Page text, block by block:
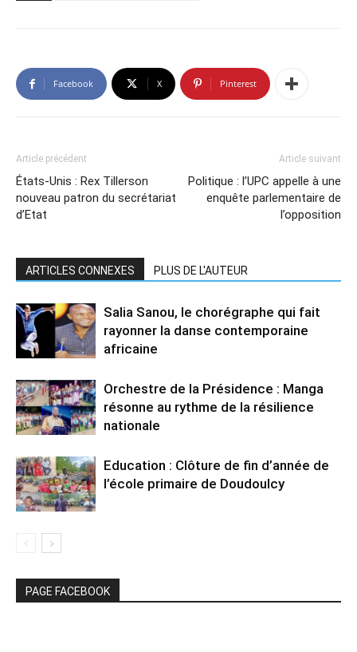
Facebook X Pinterest
Article précédent
États-Unis : Rex Tillerson
nouveau patron du secrétariat
d’Etat
Article suivant
Politique : l’UPC appelle à une
enquête parlementaire de
l’opposition
ARTICLES CONNEXES PLUS DE L'AUTEUR
Salia Sanou, le chorégraphe qui fait
rayonner la danse contemporaine
africaine
Orchestre de la Présidence : Manga
résonne au rythme de la résilience
nationale
Education : Clôture de fin d’année de
l’école primaire de Doudoulcy
PAGE FACEBOOK